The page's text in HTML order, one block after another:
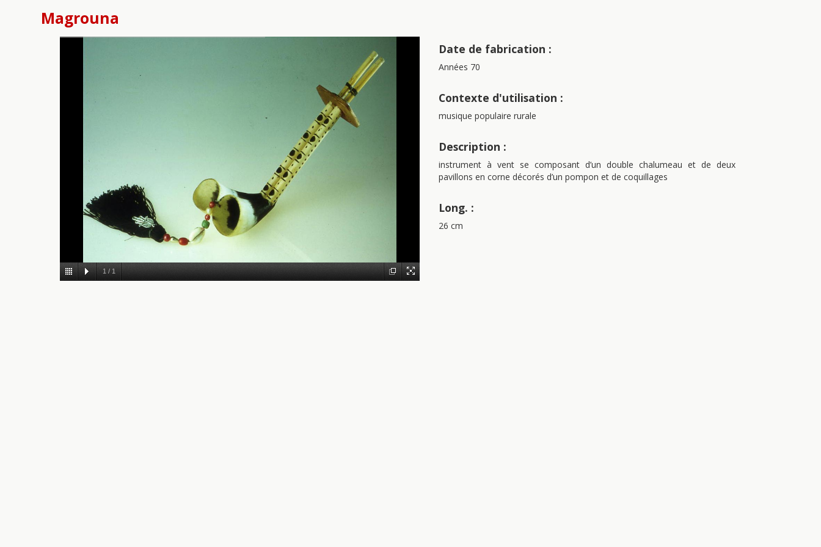
Magrouna
1 / 1
Date de fabrication :
Années 70
Contexte d'utilisation :
musique populaire rurale
Description :
instrument à vent se composant d’un double chalumeau et de deux
pavillons en corne décorés d’un pompon et de coquillages
Long. :
26 cm